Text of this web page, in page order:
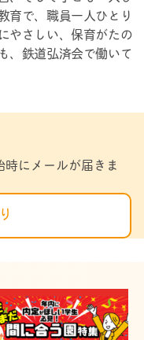
育で、職員一人ひとり
さしい、保育がたの
、鉄道弘済会で働いて
にメールが届きま